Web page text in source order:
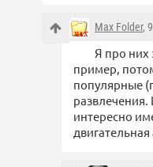
Max Folder,
Я про них
пример,
популярные
развлечения.
интересно
двигательная